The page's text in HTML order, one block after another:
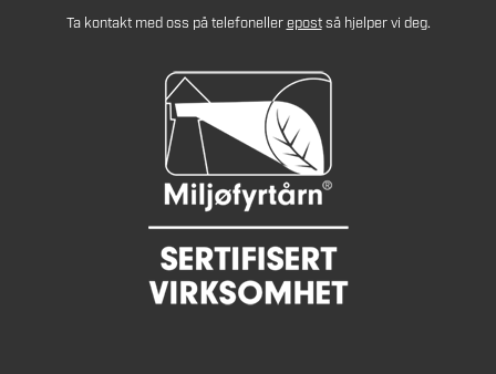
Ta kontakt med oss på telefonellerepostså hjelper vi deg.